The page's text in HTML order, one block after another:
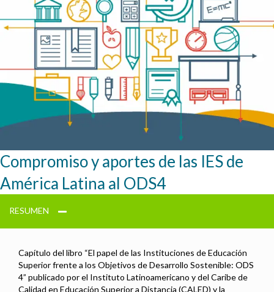
Compromiso y aportes de las IES de
América Latina al ODS4
RESUMEN
Capítulo del libro “El papel de las Instituciones de Educación
Superior frente a los Objetivos de Desarrollo Sostenible: ODS
4” publicado por el Instituto Latinoamericano y del Caribe de
Calidad en Educación Superior a Distancia (CALED) y la